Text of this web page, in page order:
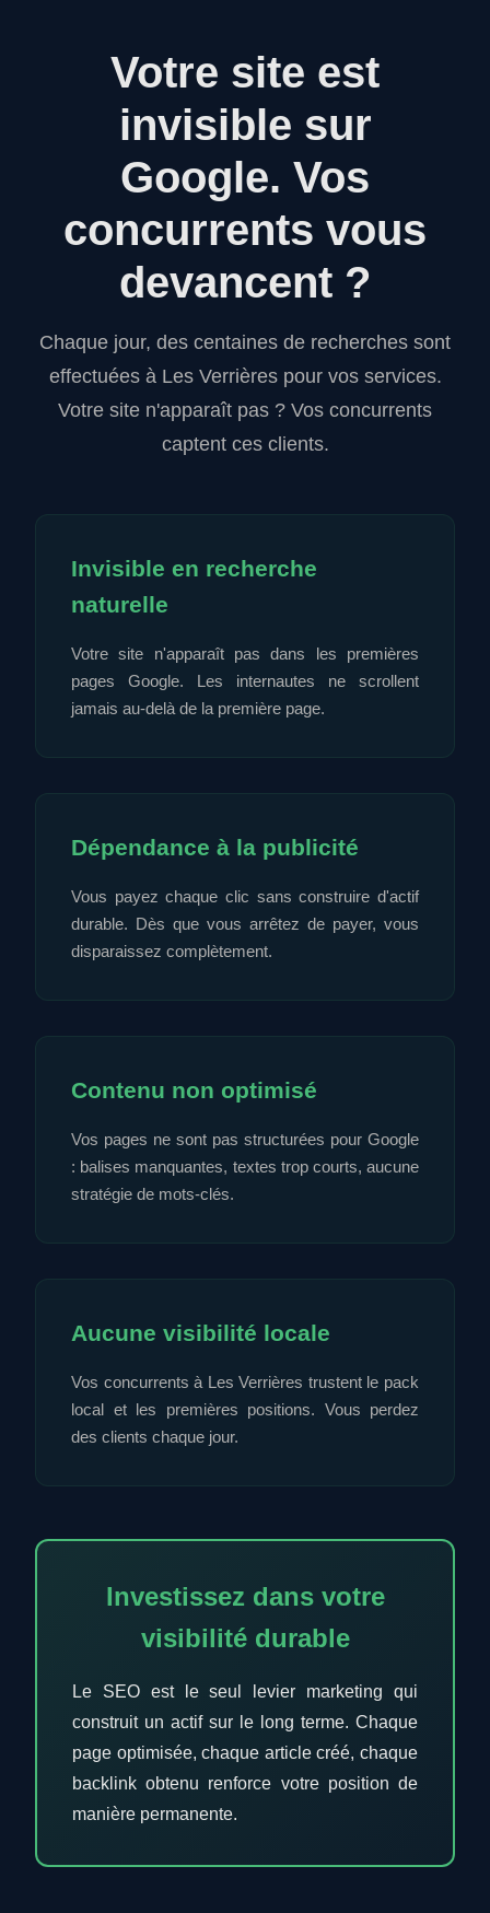
Votre site est
invisible sur
Google. Vos
concurrents vous
devancent ?
Chaque jour, des centaines de recherches sont
effectuées à Les Verrières pour vos services.
Votre site n'apparaît pas ? Vos concurrents
captent ces clients.
Invisible en recherche
naturelle
Votre site n'apparaît pas dans les premières
pages Google. Les internautes ne scrollent
jamais au-delà de la première page.
Dépendance à la publicité
Vous payez chaque clic sans construire d'actif
durable. Dès que vous arrêtez de payer, vous
disparaissez complètement.
Contenu non optimisé
Vos pages ne sont pas structurées pour Google
: balises manquantes, textes trop courts, aucune
stratégie de mots-clés.
Aucune visibilité locale
Vos concurrents à Les Verrières trustent le pack
local et les premières positions. Vous perdez
des clients chaque jour.
Investissez dans votre
visibilité durable
Le SEO est le seul levier marketing qui
construit un actif sur le long terme. Chaque
page optimisée, chaque article créé, chaque
backlink obtenu renforce votre position de
manière permanente.